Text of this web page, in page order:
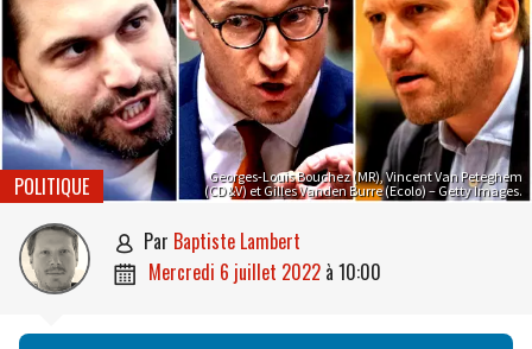
Georges-Louis Bouchez (MR), Vincent Van Peteghem
(CD&V) et Gilles Vanden Burre (Ecolo) – Getty Images.
POLITIQUE
 par Baptiste Lambert
 mercredi 6 juillet 2022 à 10:00